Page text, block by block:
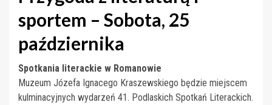
sportem – Sobota, 25
października
Spotkania literackie w Romanowie
Muzeum Józefa Ignacego Kraszewskiego będzie miejscem
kulminacyjnych wydarzeń 41. Podlaskich Spotkań Literackich.